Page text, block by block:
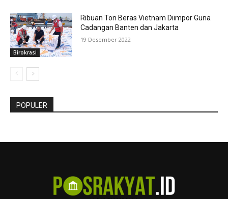
Birokrasi
Ribuan Ton Beras Vietnam Diimpor Guna
Cadangan Banten dan Jakarta
19 Desember 2022
POPULER